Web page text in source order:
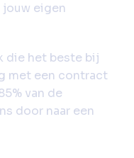
eigen
die het beste bij
met een contract
van de
door naar een